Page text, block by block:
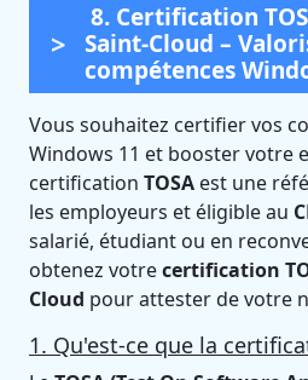
8. Certification
Saint-Cloud –
compétences
Vous souhaitez certifier vos
Windows 11 et booster votre
certification TOSA est une
les employeurs et éligible au
salarié, étudiant ou en
obtenez votrecertification
Cloud pour attester de votre
1. Qu'est-ce que la